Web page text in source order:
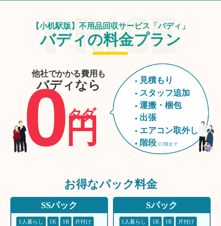
【小机駅版】不用品回収サービス「バディ」
バディの料金プラン
他社でかかる費用も
バディなら
0円
タダ
見積もり
スタッフ追加
運搬・梱包
出張
エアコン取外し
階段 ※2階まで
お得なパック料金
SSパック
1人暮らし 1K 1R 片付け
Sパック
1人暮らし 1K 1R 片付け